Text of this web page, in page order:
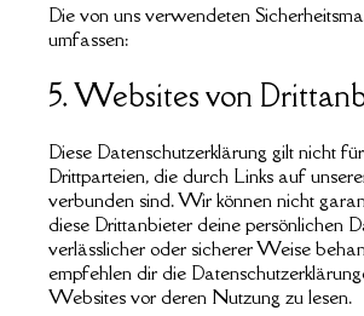
Die von uns verwendeten
umfassen:
5. Websites von
Diese Datenschutzerklärung gilt nicht
Drittparteien, die durch Links auf
verbunden sind. Wir können nicht
diese Drittanbieter deine persönlichen
verlässlicher oder sicherer Weise
empfehlen dir die
Websites vor deren Nutzung zu lesen.